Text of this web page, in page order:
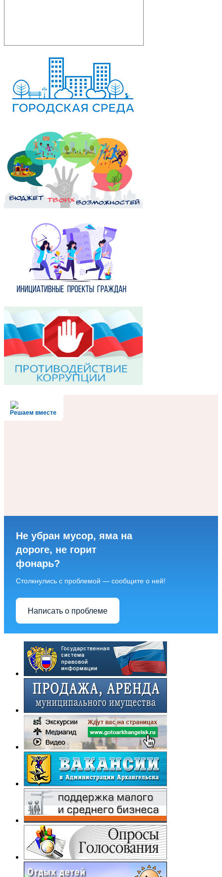
Решаем вместе
Не убран мусор, яма на
дороге, не горит
фонарь?
Столкнулись с проблемой — сообщите о ней!
Написать о проблеме